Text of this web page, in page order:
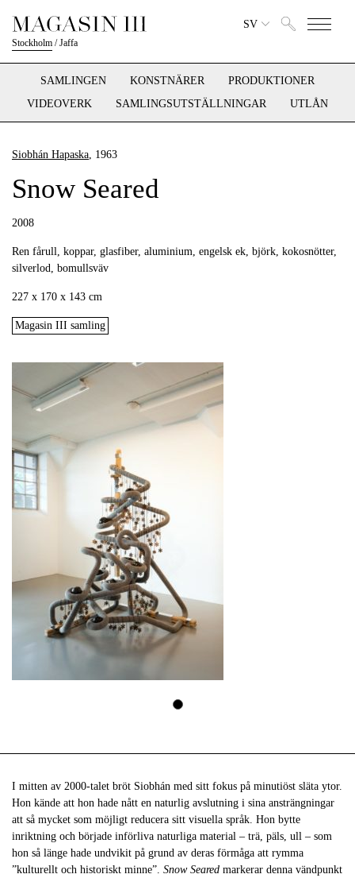
Stockholm /Jaffa
SV
SAMLINGEN KONSTNÄRER
PRODUKTIONER
VIDEOVERK
SAMLINGSUTSTÄLLNINGAR UTLÅN
Siobhán Hapaska, 1963
Snow Seared
2008
Ren fårull, koppar, glasfiber, aluminium, engelsk ek, björk, kokosnötter,
silverlod, bomullsväv
227 x 170 x 143 cm
Magasin III samling
I mitten av 2000-talet bröt Siobhán med sitt fokus på minutiöst släta ytor.
Hon kände att hon hade nått en naturlig avslutning i sina ansträngningar
att så mycket som möjligt reducera sitt visuella språk. Hon bytte
inriktning och började införliva naturliga material – trä, päls, ull – som
hon så länge hade undvikit på grund av deras förmåga att rymma
”kulturellt och historiskt minne”. Snow Seared markerar denna vändpunkt